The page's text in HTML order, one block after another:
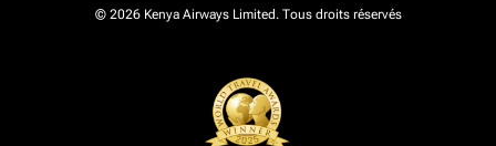
© 2026 Kenya Airways Limited. Tous droits réservés